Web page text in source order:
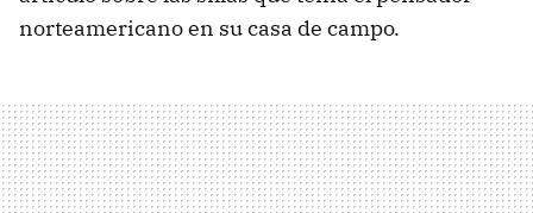
norteamericano en su casa de campo.